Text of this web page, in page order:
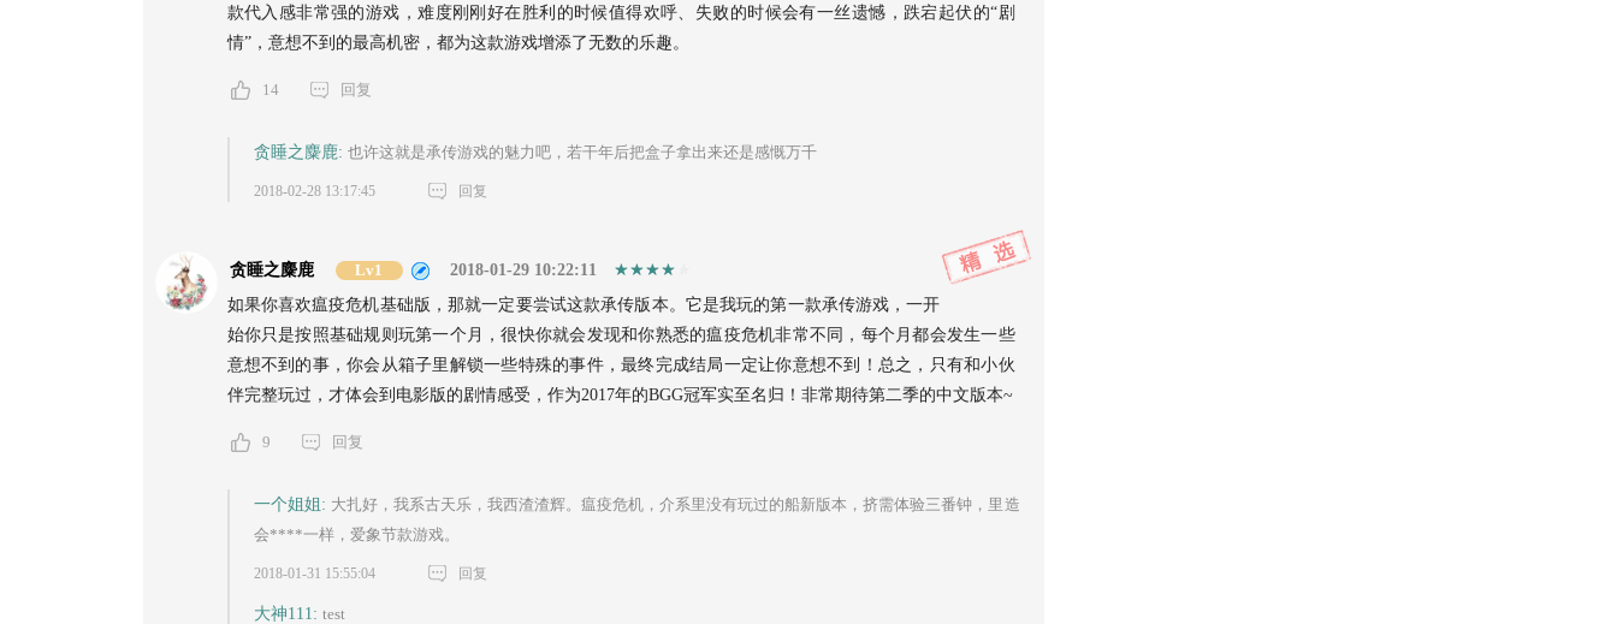
款代入感非常强的游戏，难度刚刚好在胜利的时候值得欢呼、失败的时候会有一丝遗憾，跌宕起伏的“剧
情”，意想不到的最高机密，都为这款游戏增添了无数的乐趣。
14 回复
贪睡之麋鹿: 也许这就是承传游戏的魅力吧，若干年后把盒子拿出来还是感慨万千
2018-02-28 13:17:45 回复
贪睡之麋鹿 Lv1
2018-01-29 10:22:11
如果你喜欢瘟疫危机基础版，那就一定要尝试这款承传版本。它是我玩的第一款承传游戏，一开
始你只是按照基础规则玩第一个月，很快你就会发现和你熟悉的瘟疫危机非常不同，每个月都会发生一些
意想不到的事，你会从箱子里解锁一些特殊的事件，最终完成结局一定让你意想不到！总之，只有和小伙
伴完整玩过，才体会到电影版的剧情感受，作为2017年的BGG冠军实至名归！非常期待第二季的中文版本~
9 回复
一个姐姐: 大扎好，我系古天乐，我西渣渣辉。瘟疫危机，介系里没有玩过的船新版本，挤需体验三番钟，里造
会****一样，爱象节款游戏。
2018-01-31 15:55:04 回复
大神111: test